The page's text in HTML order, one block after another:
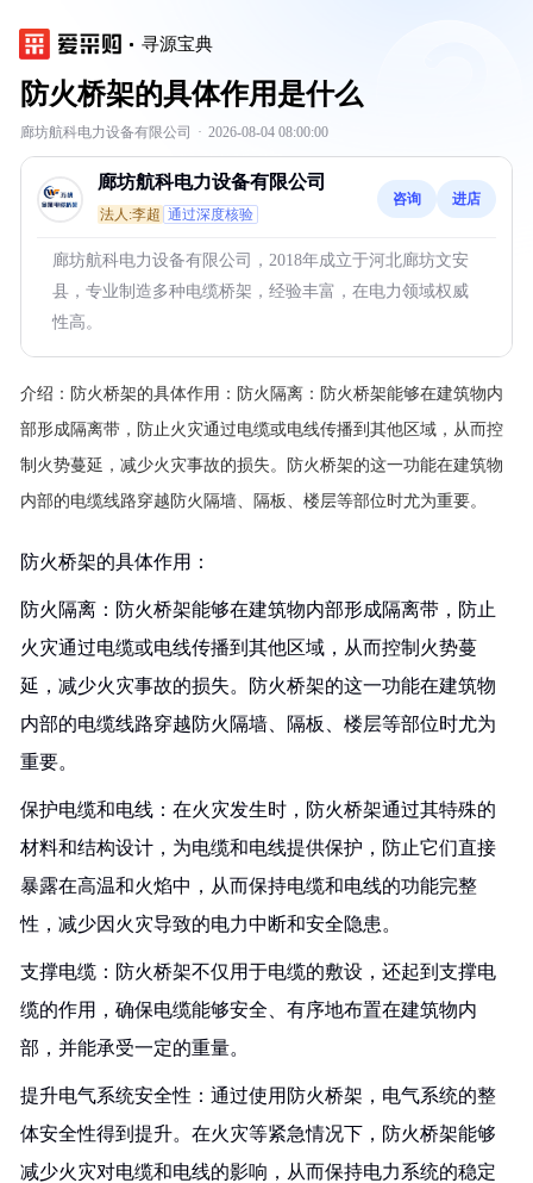
寻源宝典
防火桥架的具体作用是什么
廊坊航科电力设备有限公司 · 2026-08-04 08:00:00
廊坊航科电力设备有限公司
法人:李超 通过深度核验
咨询 进店
廊坊航科电力设备有限公司，2018年成立于河北廊坊文安
县，专业制造多种电缆桥架，经验丰富，在电力领域权威
性高。
介绍： 防火桥架的具体作用：防火隔离：防火桥架能够在建筑物内
部形成隔离带，防止火灾通过电缆或电线传播到其他区域，从而控
制火势蔓延，减少火灾事故的损失。防火桥架的这一功能在建筑物
内部的电缆线路穿越防火隔墙、隔板、楼层等部位时尤为重要。
防火桥架的具体作用：
防火隔离：防火桥架能够在建筑物内部形成隔离带，防止
火灾通过电缆或电线传播到其他区域，从而控制火势蔓
延，减少火灾事故的损失。防火桥架的这一功能在建筑物
内部的电缆线路穿越防火隔墙、隔板、楼层等部位时尤为
重要。
保护电缆和电线：在火灾发生时，防火桥架通过其特殊的
材料和结构设计，为电缆和电线提供保护，防止它们直接
暴露在高温和火焰中，从而保持电缆和电线的功能完整
性，减少因火灾导致的电力中断和安全隐患。
支撑电缆：防火桥架不仅用于电缆的敷设，还起到支撑电
缆的作用，确保电缆能够安全、有序地布置在建筑物内
部，并能承受一定的重量。
提升电气系统安全性：通过使用防火桥架，电气系统的整
体安全性得到提升。在火灾等紧急情况下，防火桥架能够
减少火灾对电缆和电线的影响，从而保持电力系统的稳定